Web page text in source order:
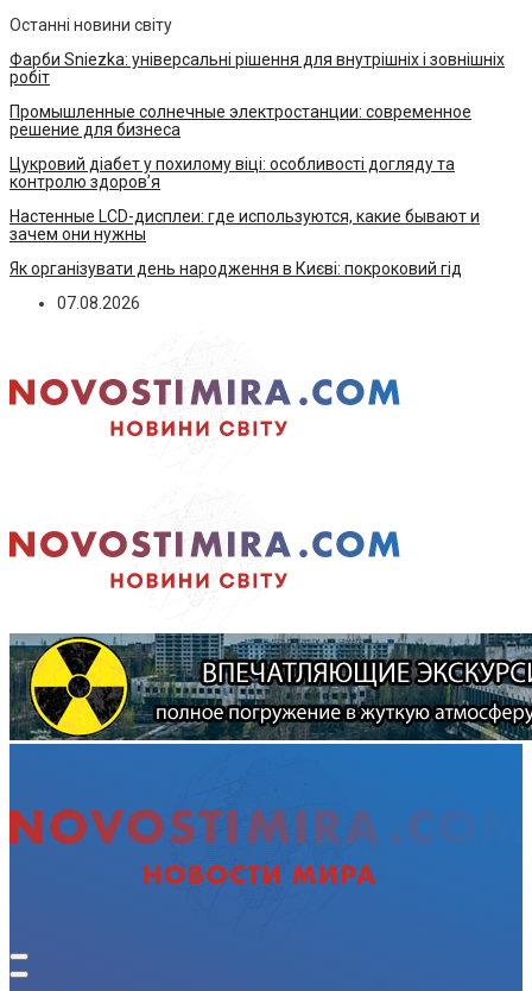
Останні новини світу
Фарби Sniezka: універсальні рішення для внутрішніх і зовнішніх
робіт
Промышленные солнечные электростанции: современное
решение для бизнеса
Цукровий діабет у похилому віці: особливості догляду та
контролю здоров’я
Настенные LCD-дисплеи: где используются, какие бывают и
зачем они нужны
Як організувати день народження в Києві: покроковий гід
07.08.2026